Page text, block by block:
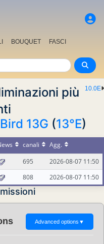
BOUQUET
FASCI
10.0E
più
13G (13°E)
canali
Agg.
695
2026-08-07 11:50
808 2026-08-07 11:50
Advanced options ▼